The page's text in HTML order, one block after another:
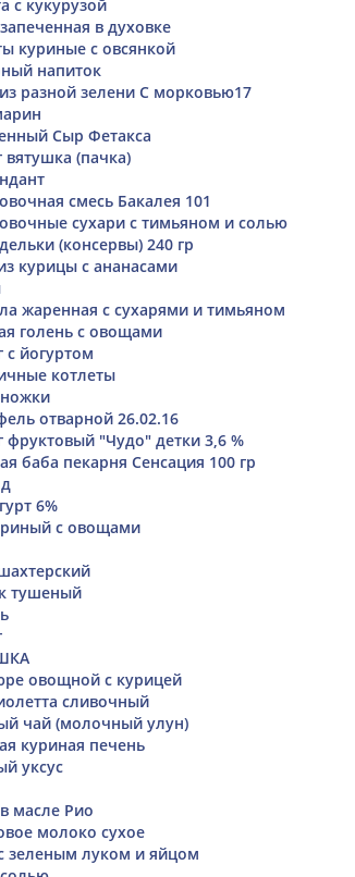
с кукурузой
в духовке
куриные с овсянкой
напиток
разной зелени С морковью17
Сыр Фетакса
вятушка (пачка)
смесь Бакалея 101
сухари с тимьяном и солью
(консервы) 240 гр
курицы с ананасами
жаренная с сухарями и тимьяном
голень с овощами
с йогуртом
котлеты
отварной 26.02.16
фруктовый "Чудо" детки 3,6 %
баба пекарня Сенсация 100 гр
6%
с овощами
тушеный
овощной с курицей
сливочный
чай (молочный улун)
куриная печень
уксус
масле Рио
молоко сухое
зеленым луком и яйцом